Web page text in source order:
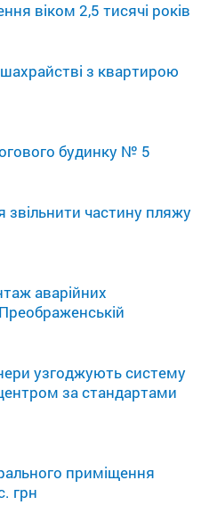
віком 2,5 тисячі років
з квартирою
будинку № 5
звільнити частину пляжу
аварійних
узгоджують систему
за стандартами
приміщення
грн